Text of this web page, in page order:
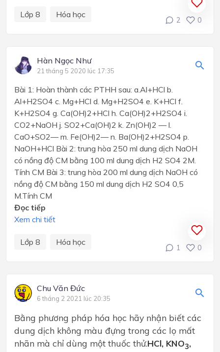
Lớp 8 Hóa học
2 0
Hàn Ngọc Như
21 tháng 5 2020 lúc 17:35
Bài 1: Hoàn thành các PTHH sau: a.Al+HCl b.
Al+H2SO4 c. Mg+HCl d. Mg+H2SO4 e. K+HCl f.
K+H2SO4 g. Ca(OH)2+HCl h. Ca(OH)2+H2SO4 i.
CO2+NaOH j. SO2+Ca(OH)2 k. Zn(OH)2 — l.
CaO+SO2— m. Fe(OH)2— n. Ba(OH)2+H2SO4 p.
NaOH+HCl Bài 2: trung hòa 250 ml dung dịch NaOH
có nồng độ CM bằng 100 ml dung dịch H2 SO4 2M.
Tính CM Bài 3: trung hòa 200 ml dung dịch NaOH có
nồng độ CM bằng 150 ml dung dịch H2 SO4 0,5
M.Tính CM
Đọc tiếp
Xem chi tiết
Lớp 8 Hóa học
1 0
Chu Văn Đức
6 tháng 2 2021 lúc 20:35
Bằng phương pháp hóa học hãy nhận biết các
dung dịch không màu đựng trong các lọ mất
nhãn mà chỉ dùng một thuốc thử.HCl, KNO3,